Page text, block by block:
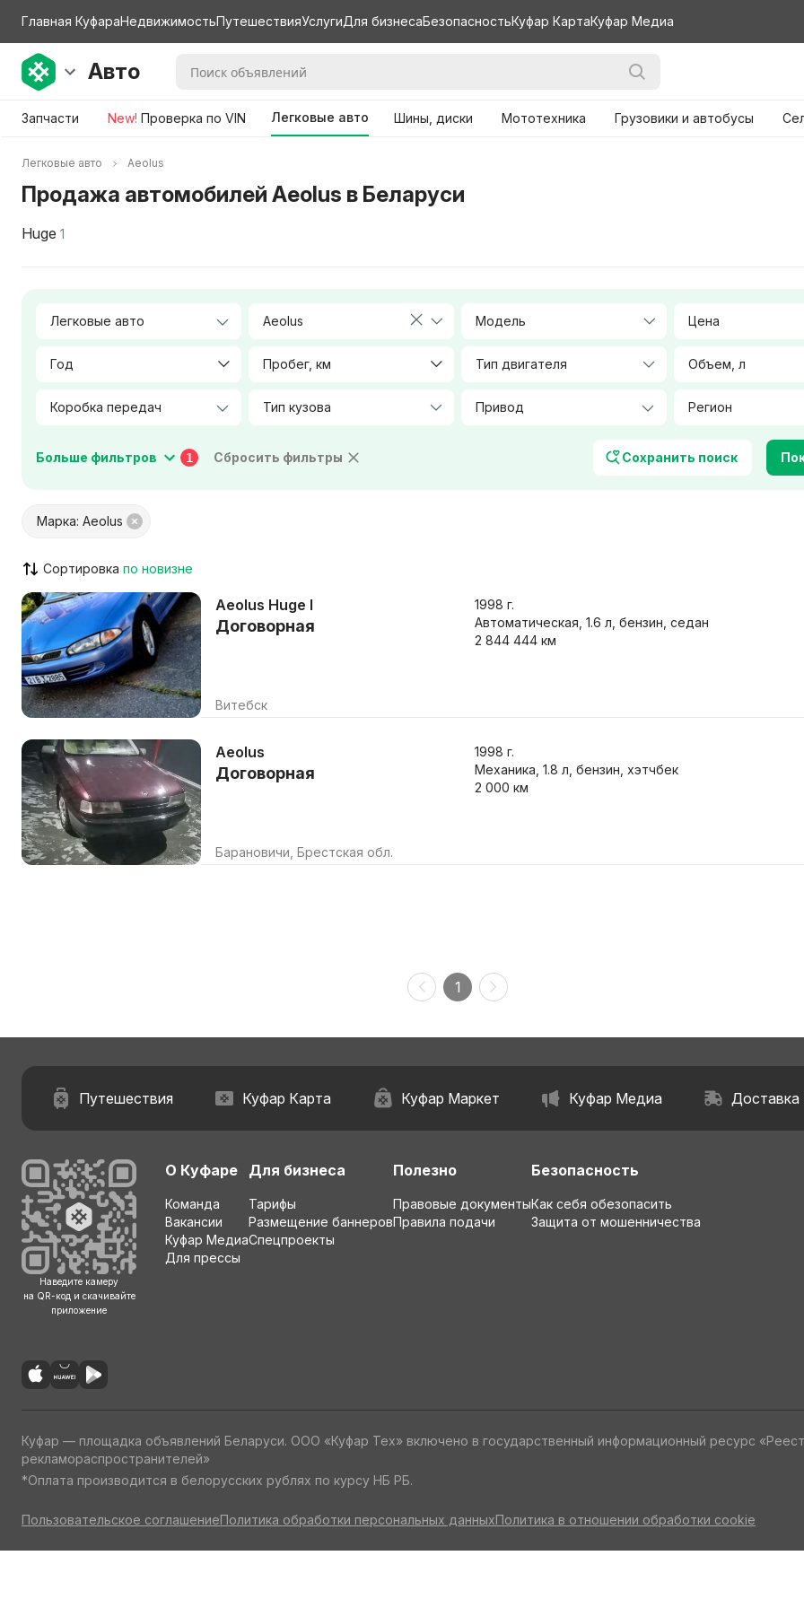
Главная КуфараНедвижимостьПутешествияУслугиДля бизнесаБезопасностьКуфар КартаКуфар Медиа
Авто
Запчасти New! Проверка по VIN Легковые авто Шины, диски Мототехника Грузовики и автобусы
Легковые авто Aeolus
Продажа автомобилей Aeolus в Беларуси
Huge 1
Aeolus Модель Цена
Год Пробег, км Тип двигателя Объем, л
Тип кузова
Мощность двигателя, л.с.
VIN указан Кондиционер / климат-контроль
Обогрев сидений
ABS / ESP / ASR
Парктроник / камера
Круиз-контроль
Только с видео
Больше фильтров 1 Сбросить фильтры Сохранить поиск
Марка: Aeolus
Сортировка
Aeolus Huge I
Договорная
Витебск
1998 г.
Автоматическая, 1.6 л, бензин, седан
2 844 444 км
Aeolus
Договорная
Барановичи, Брестская обл.
1998 г.
Механика, 1.8 л, бензин, хэтчбек
2 000 км
1
Путешествия Куфар Карта Куфар Маркет Куфар Медиа Доставка
Наведите камеру
на QR-код и скачивайте
приложение
О Куфаре
Команда
Вакансии
Куфар Медиа
Для прессы
Для бизнеса
Тарифы
Размещение баннеров
Спецпроекты
Полезно
Правовые документы
Правила подачи
Безопасность
Как себя обезопасить
Защита от мошенничества
Куфар — площадка объявлений Беларуси. ООО «Куфар Тех» включено в государственный информационный ресурс
рекламораспространителей»
*Оплата производится в белорусских рублях по курсу НБ РБ.
Пользовательское соглашениеПолитика обработки персональных данныхПолитика в отношении обработки cookie